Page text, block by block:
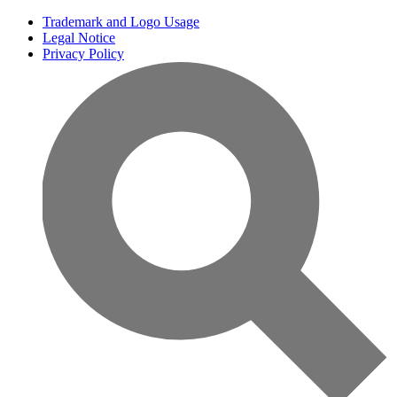
Trademark and Logo Usage
Legal Notice
Privacy Policy